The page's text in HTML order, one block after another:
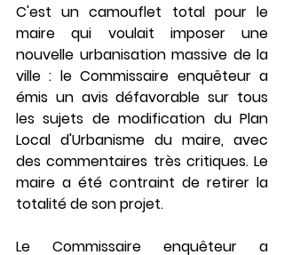
C'est un camouflet total pour le
maire qui voulait imposer une
nouvelle urbanisation massive de la
ville : le Commissaire enquêteur a
émis un avis défavorable sur tous
les sujets de modification du Plan
Local d'Urbanisme du maire, avec
des commentaires très critiques. Le
maire a été contraint de retirer la
totalité de son projet.
Le Commissaire enquêteur a